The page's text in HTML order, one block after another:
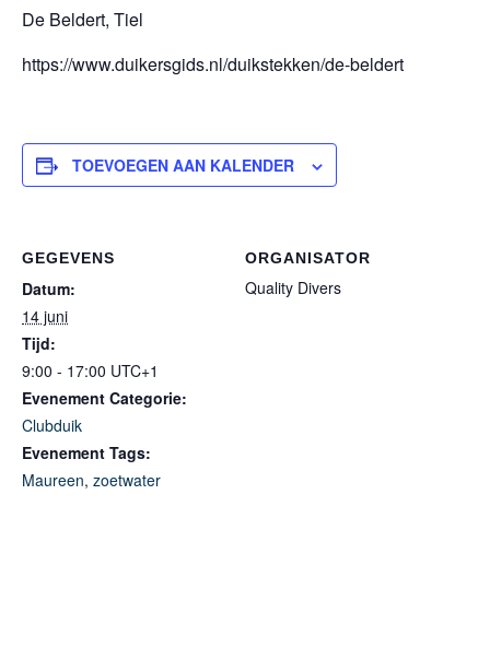
De Beldert, Tiel
https://www.duikersgids.nl/duikstekken/de-beldert
TOEVOEGEN AAN KALENDER
GEGEVENS
Datum:
14 juni
Tijd:
9:00 - 17:00 UTC+1
Evenement Categorie:
Clubduik
Evenement Tags:
Maureen, zoetwater
ORGANISATOR
Quality Divers